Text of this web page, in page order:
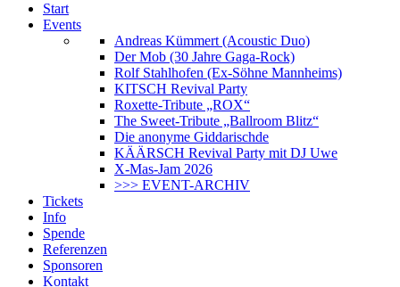
Start
Events
Andreas Kümmert (Acoustic Duo)
Der Mob (30 Jahre Gaga-Rock)
Rolf Stahlhofen (Ex-Söhne Mannheims)
KITSCH Revival Party
Roxette-Tribute „ROX“
The Sweet-Tribute „Ballroom Blitz“
Die anonyme Giddarischde
KÄÄRSCH Revival Party mit DJ Uwe
X-Mas-Jam 2026
>>> EVENT-ARCHIV
Tickets
Info
Spende
Referenzen
Sponsoren
Kontakt